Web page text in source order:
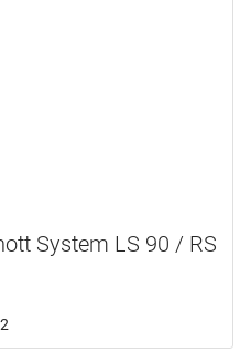
System LS 90 / RS